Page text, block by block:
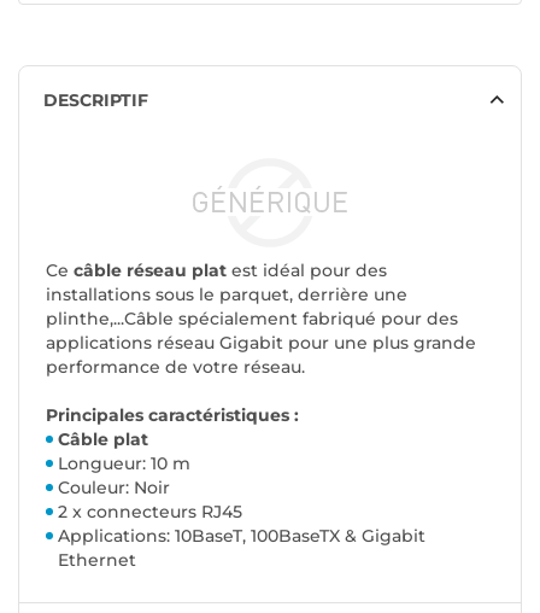
DESCRIPTIF
Ce câble réseau plat est idéal pour des
installations sous le parquet, derrière une
plinthe,...Câble spécialement fabriqué pour des
applications réseau Gigabit pour une plus grande
performance de votre réseau.
Principales caractéristiques :
Câble plat
Longueur: 10 m
Couleur: Noir
2 x connecteurs RJ45
Applications: 10BaseT, 100BaseTX & Gigabit
Ethernet